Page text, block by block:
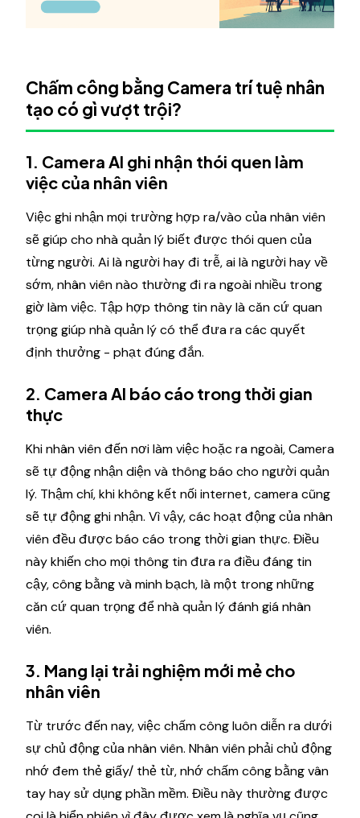
Chấm công bằng Camera trí tuệ nhân
tạo có gì vượt trội?
1. Camera AI ghi nhận thói quen làm
việc của nhân viên
Việc ghi nhận mọi trường hợp ra/vào của nhân viên
sẽ giúp cho nhà quản lý biết được thói quen của
từng người. Ai là người hay đi trễ, ai là người hay về
sớm, nhân viên nào thường đi ra ngoài nhiều trong
giờ làm việc. Tập hợp thông tin này là căn cứ quan
trọng giúp nhà quản lý có thể đưa ra các quyết
định thưởng - phạt đúng đắn.
2. Camera AI báo cáo trong thời gian
thực
Khi nhân viên đến nơi làm việc hoặc ra ngoài, Camera
sẽ tự động nhận diện và thông báo cho người quản
lý. Thậm chí, khi không kết nối internet, camera cũng
sẽ tự động ghi nhận. Vì vậy, các hoạt động của nhân
viên đều được báo cáo trong thời gian thực. Điều
này khiến cho mọi thông tin đưa ra điều đáng tin
cậy, công bằng và minh bạch, là một trong những
căn cứ quan trọng để nhà quản lý đánh giá nhân
viên.
3. Mang lại trải nghiệm mới mẻ cho
nhân viên
Từ trước đến nay, việc chấm công luôn diễn ra dưới
sự chủ động của nhân viên. Nhân viên phải chủ động
nhớ đem thẻ giấy/ thẻ từ, nhớ chấm công bằng vân
tay hay sử dụng phần mềm. Điều này thường được